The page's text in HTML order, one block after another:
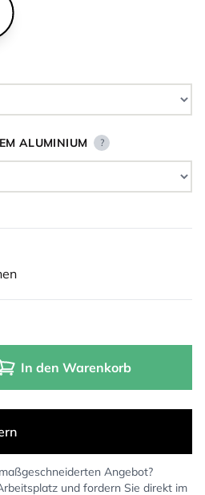
ALUMINIUM ?
In den Warenkorb
Angebot?
und fordern Sie direkt im